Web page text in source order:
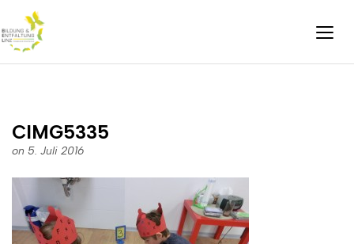
CIMG5335
on 5. Juli 2016